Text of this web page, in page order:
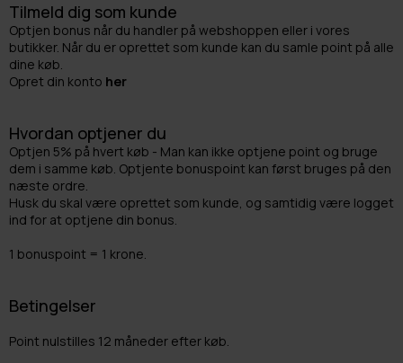
Tilmeld dig som kunde
Optjen bonus når du handler på webshoppen eller i vores
butikker. Når du er oprettet som kunde kan du samle point på alle
dine køb.
Opret din konto her
Hvordan optjener du
Optjen 5% på hvert køb - Man kan ikke optjene point og bruge
dem i samme køb. Optjente bonuspoint kan først bruges på den
næste ordre.
Husk du skal være oprettet som kunde, og samtidig være logget
ind for at optjene din bonus.
1 bonuspoint = 1 krone.
Betingelser
Point nulstilles 12 måneder efter køb.